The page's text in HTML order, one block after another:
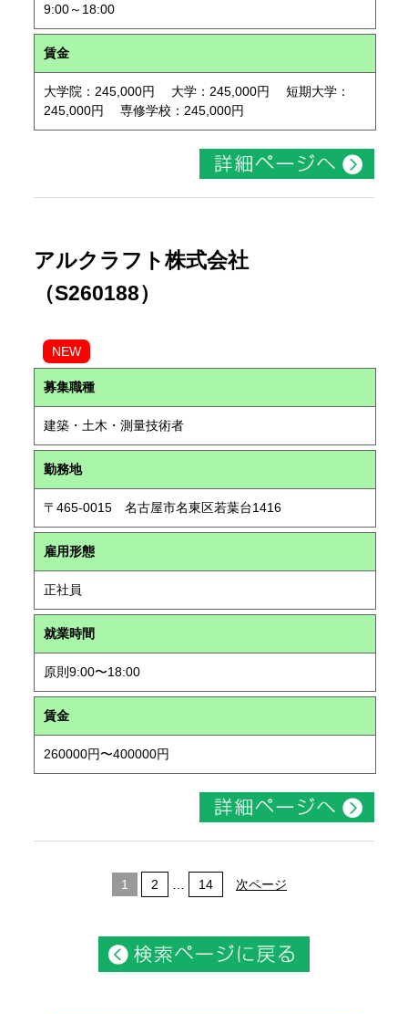
9:00～18:00
賃金
大学院：245,000円 大学：245,000円 短期大学：
245,000円 専修学校：245,000円
アルクラフト株式会社
（S260188）
NEW
募集職種
建築・土木・測量技術者
勤務地
〒465-0015 名古屋市名東区若葉台1416
雇用形態
正社員
就業時間
原則9:00〜18:00
賃金
260000円〜400000円
1 2 14 次ページ